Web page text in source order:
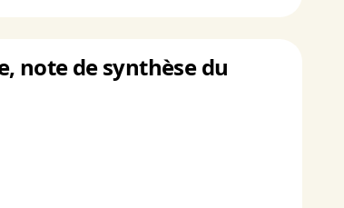
note de synthèse du